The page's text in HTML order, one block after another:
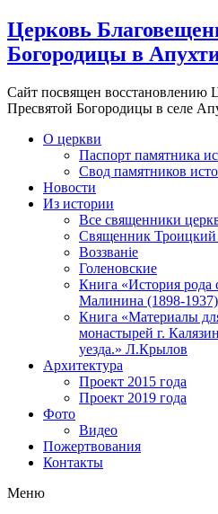
Церковь
Богородицы в
Сайт посвящен восстановлению
Пресвятой Богородицы в селе
О церкви
Паспорт памятника
Свод памятников
Новости
Из истории
Все священники
Священник Троицкий
Воззванiе
Голеновские
Книга «История рода
Малинина (1898-
Книга «Материалы
монастырей г.
уезда.» Л.Крылов
Архитектура
Проект 2015 года
Проект 2019 года
Фото
Видео
Пожертвования
Контакты
Меню